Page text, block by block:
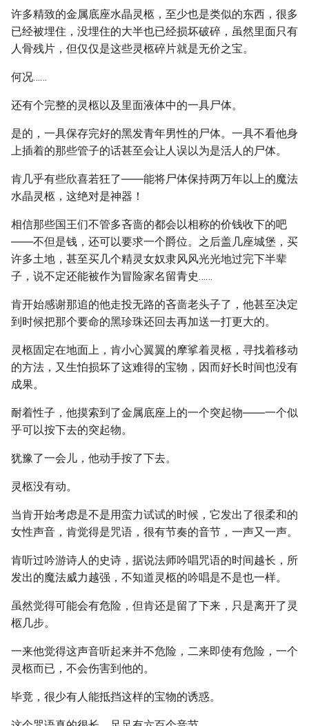
许多精致的金属底座水晶灵柩，至少也是类似的东西，很多
已经被埋住，没埋住的大半也已经损坏破碎，虽然里面只有
人骨残片，但仅仅是这些灵柩碎片就是无价之宝。
何况……
还有个完整的灵柩以及里面液体中的一具尸体。
是的，一具保存完好的黑发青年男性的尸体。一具不看他身
上插着的那些管子的话甚至会让人误以为是活人的尸体。
肯几乎有些欣喜若狂了――能将尸体保持两万年以上的魔法
水晶灵柩，这绝对是神器！
相信那些国王们不管多吝啬的都会以相称的价钱收下的吧
――不但是钱，还可以要求一个爵位。之后盖几座城堡，买
许多土地，甚至买几个精灵女奴隶风风光光地过完下半辈
子，说不定还能被作为冒险家名留青史……
肯开始感谢那追的他走投无路的吝啬老头子了，他甚至决定
到时候把那个要命的黑珍珠还回去再加送一打更大的。
灵柩固定在地面上，肯小心翼翼的摩挲着灵柩，寻找着移动
的方法，又生怕损坏了这难得的宝物，因而好长时间也没有
成果。
耐着性子，他摸索到了金属底座上的一个突起物――一个似
乎可以按下去的突起物。
犹豫了一会儿，他动手按了下去。
灵柩没有动。
当肯开始考虑是不是用蛮力试试的时候，它发出了很柔和的
女性声音，肯觉得是咒语，很有节奏的音节，一声又一声。
肯听过吟游诗人的史诗，据说法师吟唱咒语的时间越长，所
发出的魔法威力越强，不知道灵柩的吟唱是不是也一样。
虽然觉得可能会有危险，但肯还是留了下来，只是离开了灵
柩几步。
一来他觉得这声音听起来并不危险，二来即使有危险，一个
灵柩而已，不会伤害到他的。
毕竟，很少有人能抵挡这样的宝物的诱惑。